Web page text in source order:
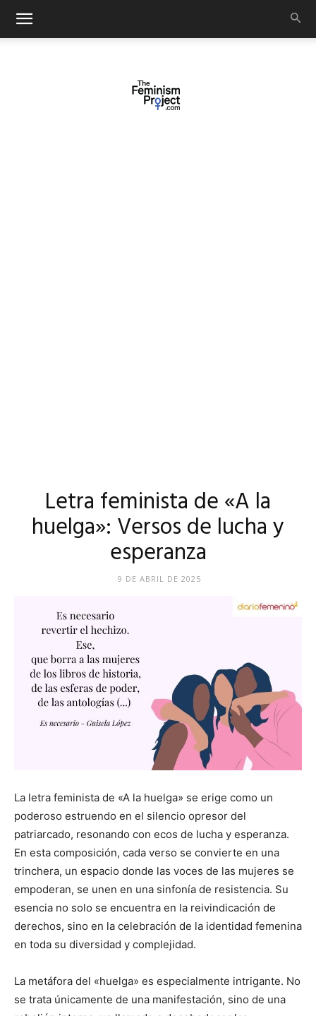
Letra feminista de «A la
huelga»: Versos de lucha y
esperanza
9 DE ABRIL DE 2025
La letra feminista de «A la huelga» se erige como un
poderoso estruendo en el silencio opresor del
patriarcado, resonando con ecos de lucha y esperanza.
En esta composición, cada verso se convierte en una
trinchera, un espacio donde las voces de las mujeres se
empoderan, se unen en una sinfonía de resistencia. Su
esencia no solo se encuentra en la reivindicación de
derechos, sino en la celebración de la identidad femenina
en toda su diversidad y complejidad.
La metáfora del «huelga» es especialmente intrigante. No
se trata únicamente de una manifestación, sino de una